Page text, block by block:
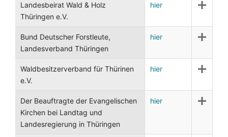
Landesbeirat Wald & Holz
Thüringen e.V.
hier
Bund Deutscher Forstleute,
Landesverband Thüringen
hier
Waldbesitzerverband für Thürinen
e.V.
hier
Der Beauftragte der Evangelischen
Kirchen bei Landtag und
Landesregierung in Thüringen
hier